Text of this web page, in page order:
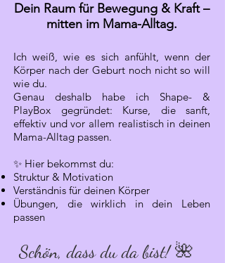
Dein Raum für Bewegung & Kraft –
mitten im Mama-Alltag.
Ich weiß, wie es sich anfühlt, wenn der
Körper nach der Geburt noch nicht so will
wie du.
Genau deshalb habe ich Shape- &
PlayBox gegründet: Kurse, die sanft,
effektiv und vor allem realistisch in deinen
Mama-Alltag passen.
✨ Hier bekommst du:
Struktur & Motivation
Verständnis für deinen Körper
Übungen, die wirklich in dein Leben
passen​
Schön, dass du da bist! 🌺